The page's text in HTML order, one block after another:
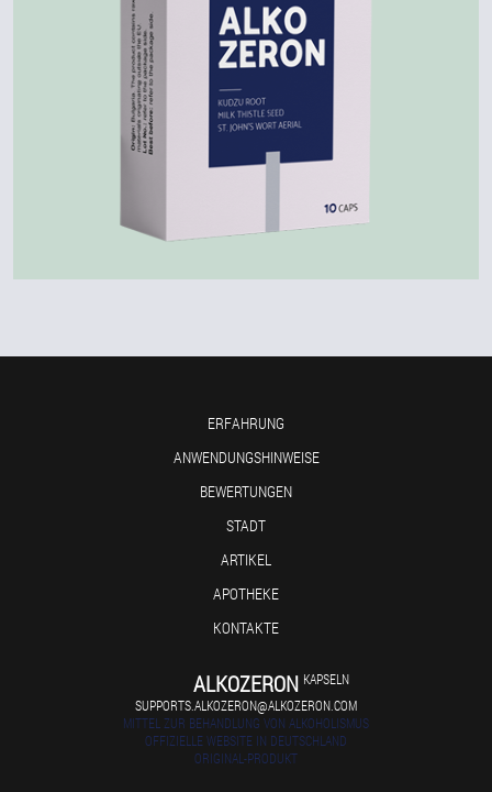
ERFAHRUNG
ANWENDUNGSHINWEISE
BEWERTUNGEN
STADT
ARTIKEL
APOTHEKE
KONTAKTE
ALKOZERON KAPSELN
SUPPORTS.ALKOZERON@ALKOZERON.COM
MITTEL ZUR BEHANDLUNG VON ALKOHOLISMUS
OFFIZIELLE WEBSITE IN DEUTSCHLAND
ORIGINAL-PRODUKT